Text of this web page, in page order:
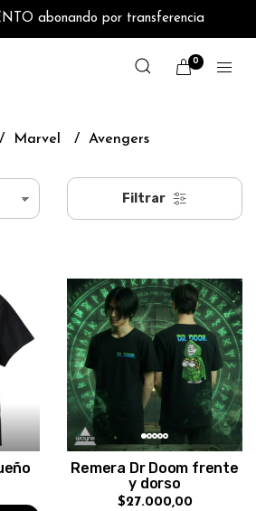
abonando por transferencia
0
Marvel Avengers
Filtrar
Remera Dr Doom frente
y dorso
$27.000,00